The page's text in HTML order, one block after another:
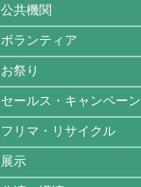
公共機関
ボランティア
お祭り
セールス・キャンペーン
フリマ・リサイクル
展示